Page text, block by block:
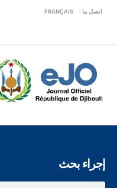
اتصل بنا | FRANÇAIS
إجراء بحث